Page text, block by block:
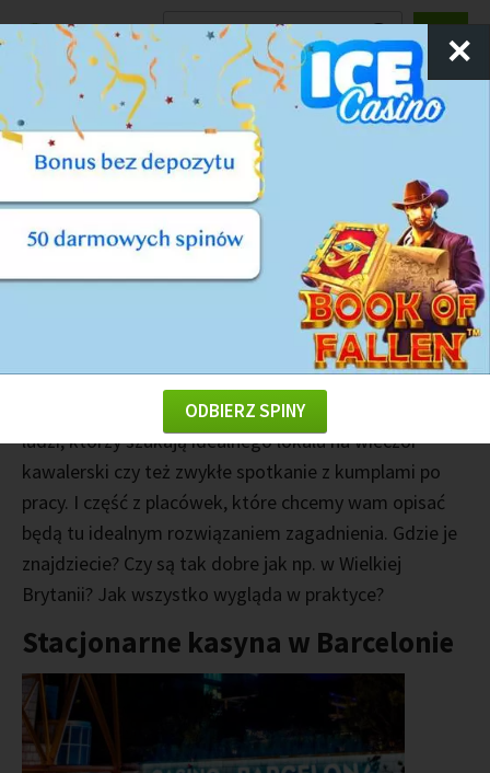
RankingKasyn
Kasyna tradycyjne w Barcelonie
Barcelona słynna jest nie tylko za sprawą Sagrada
Familia czy też klubu piłkarskiego. Miasto chętnie
wybierane jest jako kierunek hazardowy. Nie jest
bowiem prawdą, że lokale stacjonarne tracą na
znaczeniu. To właśnie tam wybierają się głównie
gracze większych stawek, które chcą się otwarcie
chwalić swoimi sukcesami i majątkiem. To jednak
także ciekawa alternatywa do wypraw dla młodych
ludzi, którzy szukają idealnego lokalu na wieczór
kawalerski czy też zwykłe spotkanie z kumplami po
pracy. I część z placówek, które chcemy wam opisać
będą tu idealnym rozwiązaniem zagadnienia. Gdzie je
znajdziecie? Czy są tak dobre jak np. w Wielkiej
Brytanii? Jak wszystko wygląda w praktyce?
Stacjonarne kasyna w Barcelonie
✕
ODBIERZ SPINY